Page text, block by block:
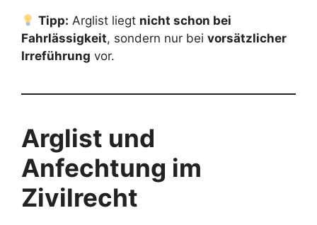
Tipp: Arglist liegt nicht schon bei
Fahrlässigkeit, sondern nur bei vorsätzlicher
Irreführung vor.
Arglist und
Anfechtung im
Zivilrecht